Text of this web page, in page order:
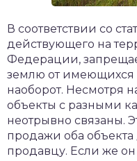
В соответствии со
действующего на
Федерации,
землю от имеющихся
наоборот. Несмотря
объекты с разными
неотрывно связаны.
продажи оба
продавцу. Если же